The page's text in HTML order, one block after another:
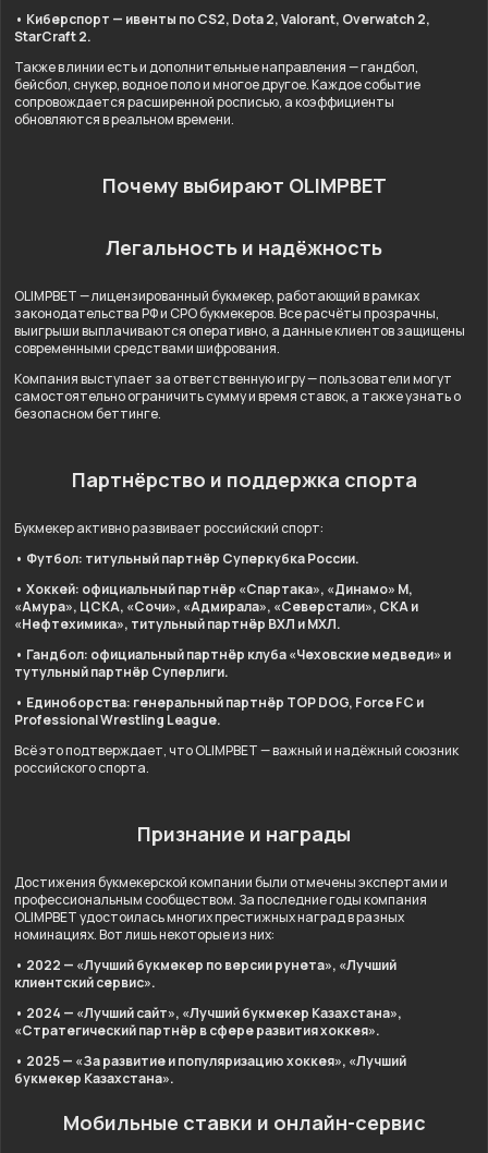
• Киберспорт — ивенты по CS2, Dota 2, Valorant, Overwatch 2,
StarCraft 2.
Также в линии есть и дополнительные направления — гандбол,
бейсбол, снукер, водное поло и многое другое. Каждое событие
сопровождается расширенной росписью, а коэффициенты
обновляются в реальном времени.
Почему выбирают OLIMPBET
Легальность и надёжность
OLIMPBET — лицензированный букмекер, работающий в рамках
законодательства РФ и СРО букмекеров. Все расчёты прозрачны,
выигрыши выплачиваются оперативно, а данные клиентов защищены
современными средствами шифрования.
Компания выступает за ответственную игру — пользователи могут
самостоятельно ограничить сумму и время ставок, а также узнать о
безопасном беттинге.
Партнёрство и поддержка спорта
Букмекер активно развивает российский спорт:
• Футбол: титульный партнёр Суперкубка России.
• Хоккей: официальный партнёр «Спартака», «Динамо» М,
«Амура», ЦСКА, «Сочи», «Адмирала», «Северстали», СКА и
«Нефтехимика», титульный партнёр ВХЛ и МХЛ.
• Гандбол: официальный партнёр клуба «Чеховские медведи» и
тутульный партнёр Суперлиги.
• Единоборства: генеральный партнёр TOP DOG, Force FC и
Professional Wrestling League.
Всё это подтверждает, что OLIMPBET — важный и надёжный союзник
российского спорта.
Признание и награды
Достижения букмекерской компании были отмечены экспертами и
профессиональным сообществом. За последние годы компания
OLIMPBET удостоилась многих престижных наград в разных
номинациях. Вот лишь некоторые из них:
• 2022 — «Лучший букмекер по версии рунета», «Лучший
клиентский сервис».
• 2024 — «Лучший сайт», «Лучший букмекер Казахстана»,
«Стратегический партнёр в сфере развития хоккея».
• 2025 — «За развитие и популяризацию хоккея», «Лучший
букмекер Казахстана».
Мобильные ставки и онлайн-сервис